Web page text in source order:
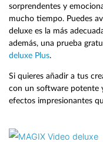
sorprendentes y
mucho tiempo. Puedes
deluxe es la más
además, una prueba
deluxe Plus.
Si quieres añadir a tus
con un software potente
efectos impresionantes